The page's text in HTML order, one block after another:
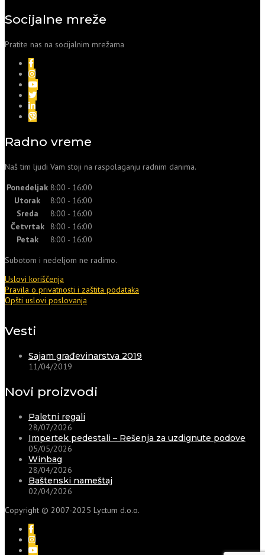
Socijalne mreže
Pratite nas na socijalnim mrežama
Radno vreme
Naš tim ljudi Vam stoji na raspolaganju radnim danima.
Ponedeljak 8:00 - 16:00
Utorak
8:00 - 16:00
Sreda
8:00 - 16:00
Četvrtak
8:00 - 16:00
Petak
8:00 - 16:00
Subotom i nedeljom ne radimo.
Uslovi koriščenja
Pravila o privatnosti i zaštita podataka
Opšti uslovi poslovanja
Vesti
Sajam građevinarstva 2019
11/04/2019
Novi proizvodi
Paletni regali
28/07/2026
Impertek pedestali – Rešenja za uzdignute podove
05/05/2026
Winbag
28/04/2026
Baštenski nameštaj
02/04/2026
Copyright © 2007-2025 Lyctum d.o.o.